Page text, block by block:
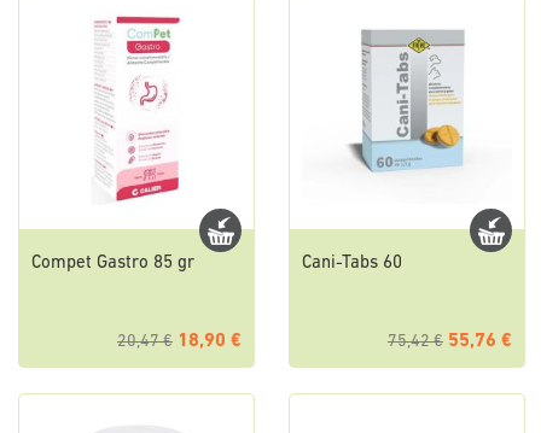
Compet Gastro 85 gr
20,47 € 18,90 €
Cani-Tabs 60
75,42 € 55,76 €